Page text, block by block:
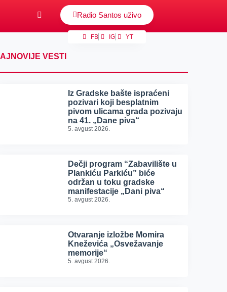
Radio Santos uživo
FB IG YT
VESTI
Iz Gradske bašte ispraćeni
pozivari koji besplatnim
pivom ulicama grada pozivaju
na 41. „Dane piva“
5. avgust 2026.
Dečji program “Zabavilište u
Plankiću Parkiću” biće
održan u toku gradske
manifestacije „Dani piva“
5. avgust 2026.
Otvaranje izložbe Momira
Kneževića „Osvežavanje
memorije“
5. avgust 2026.